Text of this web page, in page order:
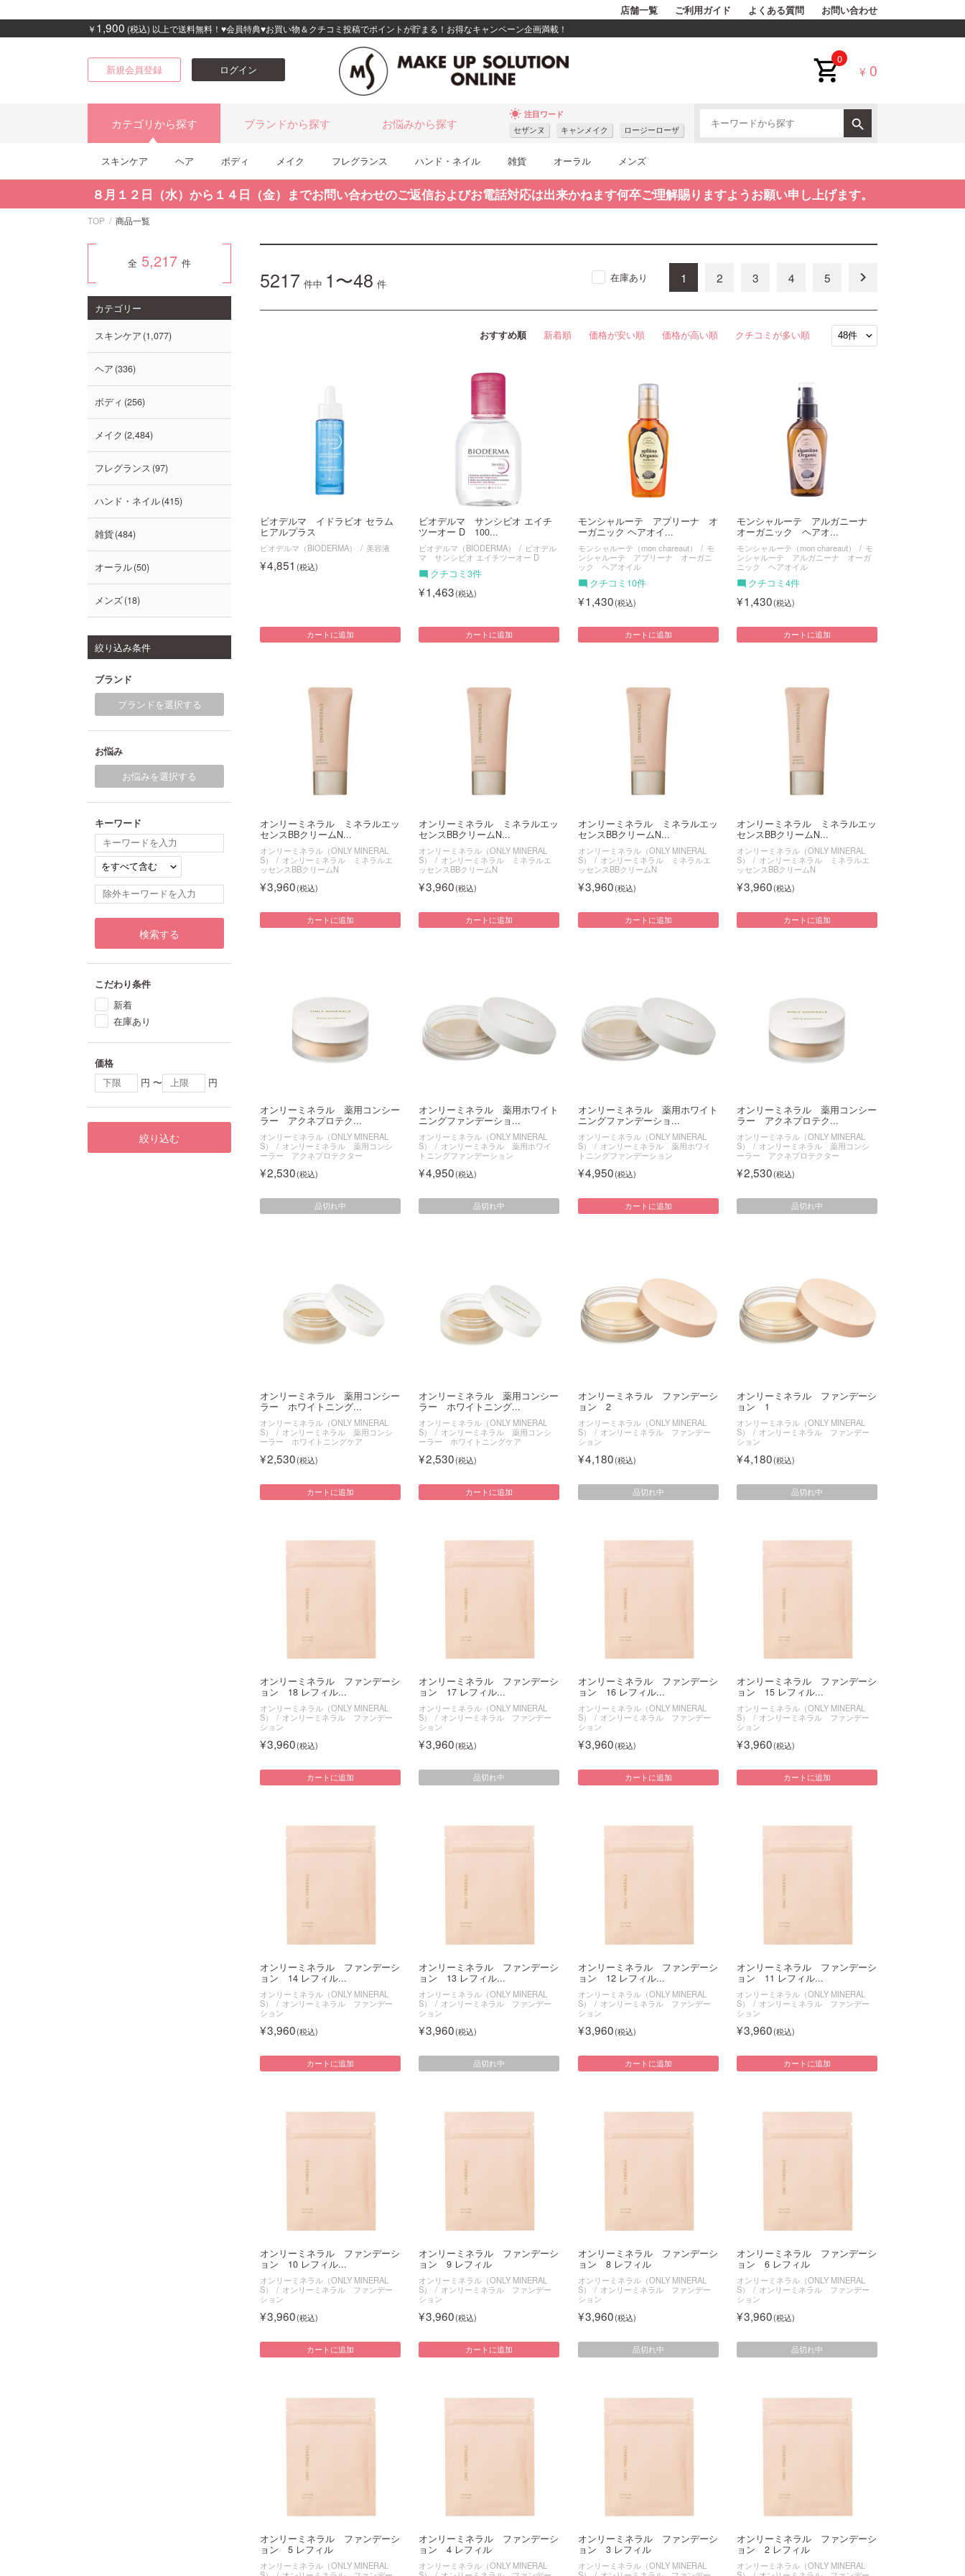
店舗一覧 ご利用ガイド よくある質問 お問い合わせ
￥ 1,900 (税込) 以上で送料無料！♥会員特典♥お買い物＆クチコミ投稿でポイントが貯まる！お得なキャンペーン企画満載！
新規会員登録 ログイン
0
¥ 0
カテゴリから探す ブランドから探す お悩みから探す
wb_sunny 注目ワード
セザンヌ キャンメイク ロージーローザ
スキンケア ヘア ボディ メイク フレグランス ハンド・ネイル 雑貨 オーラル メンズ
８月１２日（水）から１４日（金）までお問い合わせのご返信およびお電話対応は出来かねます何卒ご理解賜りますようお願い申し上げます。
TOP 商品一覧
5217 件中 1〜48 件 1 2 3 4 5 keyboard_arrow_right
在庫あり
おすすめ順 新着順 価格が安い順 価格が高い順 クチコミが多い順
ビオデルマ イドラビオ セラム
ヒアルプラス
ビオデルマ（BIODERMA） 美容液
4,851
カートに追加
ビオデルマ サンシビオ エイチ
ツーオー D 100...
ビオデルマ（BIODERMA）
ビオデル
マ サンシビオ エイチツーオー D
クチコミ3件
1,463
カートに追加
モンシャルーテ アプリーナ オ
ーガニック ヘアオイ...
モンシャルーテ（mon chareaut）
モ
ンシャルーテ アプリーナ オーガニ
ック ヘアオイル
クチコミ10件
1,430
カートに追加
モンシャルーテ アルガニーナ
オーガニック ヘアオ...
モンシャルーテ（mon chareaut）
モ
ンシャルーテ アルガニーナ オーガ
ニック ヘアオイル
クチコミ4件
1,430
カートに追加
オンリーミネラル ミネラルエッ
センスBBクリームN...
オンリーミネラル（ONLY MINERAL
S）
オンリーミネラル ミネラルエ
ッセンスBBクリームN
3,960
カートに追加
オンリーミネラル ミネラルエッ
センスBBクリームN...
オンリーミネラル（ONLY MINERAL
S）
オンリーミネラル ミネラルエ
ッセンスBBクリームN
3,960
カートに追加
オンリーミネラル ミネラルエッ
センスBBクリームN...
オンリーミネラル（ONLY MINERAL
S）
オンリーミネラル ミネラルエ
ッセンスBBクリームN
3,960
カートに追加
オンリーミネラル ミネラルエッ
センスBBクリームN...
オンリーミネラル（ONLY MINERAL
S）
オンリーミネラル ミネラルエ
ッセンスBBクリームN
3,960
カートに追加
オンリーミネラル 薬用コンシー
ラー アクネプロテク...
オンリーミネラル（ONLY MINERAL
S）
オンリーミネラル 薬用コンシ
ーラー アクネプロテクター
2,530
品切れ中
オンリーミネラル 薬用ホワイト
ニングファンデーショ...
オンリーミネラル（ONLY MINERAL
S）
オンリーミネラル 薬用ホワイ
トニングファンデーション
4,950
品切れ中
オンリーミネラル 薬用ホワイト
ニングファンデーショ...
オンリーミネラル（ONLY MINERAL
S）
オンリーミネラル 薬用ホワイ
トニングファンデーション
4,950
カートに追加
オンリーミネラル 薬用コンシー
ラー アクネプロテク...
オンリーミネラル（ONLY MINERAL
S）
オンリーミネラル 薬用コンシ
ーラー アクネプロテクター
2,530
品切れ中
オンリーミネラル 薬用コンシー
ラー ホワイトニング...
オンリーミネラル（ONLY MINERAL
S）
オンリーミネラル 薬用コンシ
ーラー ホワイトニングケア
2,530
カートに追加
オンリーミネラル 薬用コンシー
ラー ホワイトニング...
オンリーミネラル（ONLY MINERAL
S）
オンリーミネラル 薬用コンシ
ーラー ホワイトニングケア
2,530
カートに追加
オンリーミネラル ファンデーシ
ョン 2
オンリーミネラル（ONLY MINERAL
S）
オンリーミネラル ファンデー
ション
4,180
品切れ中
オンリーミネラル ファンデーシ
ョン 1
オンリーミネラル（ONLY MINERAL
S）
オンリーミネラル ファンデー
ション
4,180
品切れ中
オンリーミネラル ファンデーシ
ョン 18 レフィル...
オンリーミネラル（ONLY MINERAL
S）
オンリーミネラル ファンデー
ション
3,960
カートに追加
オンリーミネラル ファンデーシ
ョン 17 レフィル...
オンリーミネラル（ONLY MINERAL
S）
オンリーミネラル ファンデー
ション
3,960
品切れ中
オンリーミネラル ファンデーシ
ョン 16 レフィル...
オンリーミネラル（ONLY MINERAL
S）
オンリーミネラル ファンデー
ション
3,960
カートに追加
オンリーミネラル ファンデーシ
ョン 15 レフィル...
オンリーミネラル（ONLY MINERAL
S）
オンリーミネラル ファンデー
ション
3,960
カートに追加
オンリーミネラル ファンデーシ
ョン 14 レフィル...
オンリーミネラル（ONLY MINERAL
S）
オンリーミネラル ファンデー
ション
3,960
カートに追加
オンリーミネラル ファンデーシ
ョン 13 レフィル...
オンリーミネラル（ONLY MINERAL
S）
オンリーミネラル ファンデー
ション
3,960
品切れ中
オンリーミネラル ファンデーシ
ョン 12 レフィル...
オンリーミネラル（ONLY MINERAL
S）
オンリーミネラル ファンデー
ション
3,960
カートに追加
オンリーミネラル ファンデーシ
ョン 11 レフィル...
オンリーミネラル（ONLY MINERAL
S）
オンリーミネラル ファンデー
ション
3,960
カートに追加
オンリーミネラル ファンデーシ
ョン 10 レフィル...
オンリーミネラル（ONLY MINERAL
S）
オンリーミネラル ファンデー
ション
3,960
カートに追加
オンリーミネラル ファンデーシ
ョン 9 レフィル
オンリーミネラル（ONLY MINERAL
S）
オンリーミネラル ファンデー
ション
3,960
カートに追加
オンリーミネラル ファンデーシ
ョン 8 レフィル
オンリーミネラル（ONLY MINERAL
S）
オンリーミネラル ファンデー
ション
3,960
品切れ中
オンリーミネラル ファンデーシ
ョン 6 レフィル
オンリーミネラル（ONLY MINERAL
S）
オンリーミネラル ファンデー
ション
3,960
品切れ中
オンリーミネラル ファンデーシ
ョン 5 レフィル
オンリーミネラル（ONLY MINERAL
オンリーミネラル ファンデーシ
ョン 4 レフィル
オンリーミネラル（ONLY MINERAL
オンリーミネラル ファンデーシ
ョン 3 レフィル
オンリーミネラル（ONLY MINERAL
オンリーミネラル ファンデーシ
ョン 2 レフィル
オンリーミネラル（ONLY MINERAL
全 5,217 件
カテゴリー
スキンケア 1,077
ヘア 336
ボディ 256
メイク 2,484
フレグランス 97
ハンド・ネイル 415
雑貨 484
オーラル 50
メンズ 18
絞り込み条件
ブランド
ブランドを選択する
お悩み
お悩みを選択する
キーワード
検索する
こだわり条件
新着
在庫あり
価格
円 〜 円
絞り込む